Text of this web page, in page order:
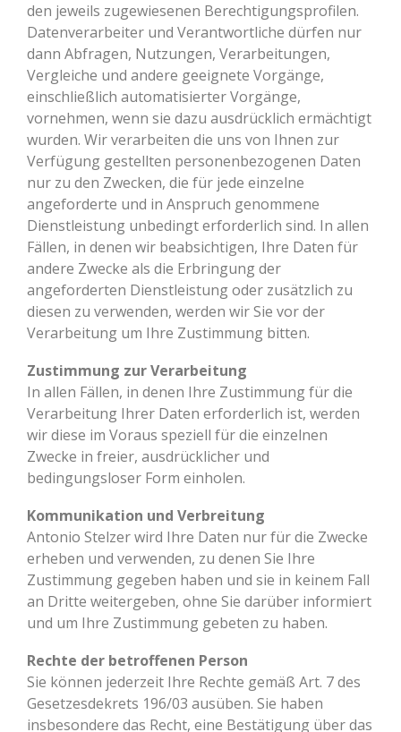
den jeweils zugewiesenen Berechtigungsprofilen.
Datenverarbeiter und Verantwortliche dürfen nur
dann Abfragen, Nutzungen, Verarbeitungen,
Vergleiche und andere geeignete Vorgänge,
einschließlich automatisierter Vorgänge,
vornehmen, wenn sie dazu ausdrücklich ermächtigt
wurden. Wir verarbeiten die uns von Ihnen zur
Verfügung gestellten personenbezogenen Daten
nur zu den Zwecken, die für jede einzelne
angeforderte und in Anspruch genommene
Dienstleistung unbedingt erforderlich sind. In allen
Fällen, in denen wir beabsichtigen, Ihre Daten für
andere Zwecke als die Erbringung der
angeforderten Dienstleistung oder zusätzlich zu
diesen zu verwenden, werden wir Sie vor der
Verarbeitung um Ihre Zustimmung bitten.
Zustimmung zur Verarbeitung
In allen Fällen, in denen Ihre Zustimmung für die
Verarbeitung Ihrer Daten erforderlich ist, werden
wir diese im Voraus speziell für die einzelnen
Zwecke in freier, ausdrücklicher und
bedingungsloser Form einholen.
Kommunikation und Verbreitung
Antonio Stelzer wird Ihre Daten nur für die Zwecke
erheben und verwenden, zu denen Sie Ihre
Zustimmung gegeben haben und sie in keinem Fall
an Dritte weitergeben, ohne Sie darüber informiert
und um Ihre Zustimmung gebeten zu haben.
Rechte der betroffenen Person
Sie können jederzeit Ihre Rechte gemäß Art. 7 des
Gesetzesdekrets 196/03 ausüben. Sie haben
insbesondere das Recht, eine Bestätigung über das